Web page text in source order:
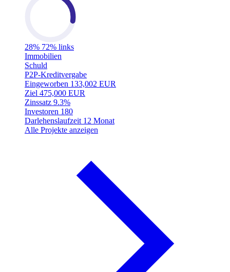
28% 72% links
Immobilien
Schuld
P2P-Kreditvergabe
Eingeworben 133,002 EUR
Ziel 475,000 EUR
Zinssatz 9.3%
Investoren 180
Darlehenslaufzeit 12 Monat
Alle Projekte anzeigen